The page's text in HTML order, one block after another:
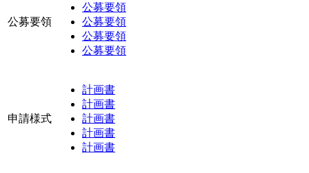
公募要領
公募要領
公募要領
公募要領
公募要領
申請様式
計画書
計画書
計画書
計画書
計画書